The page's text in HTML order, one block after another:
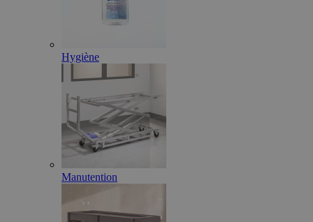
Hygiène
Manutention